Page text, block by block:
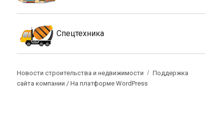
Спецтехника
Новости строительства и недвижимости
Поддержка
сайта компании /На платформе WordPress